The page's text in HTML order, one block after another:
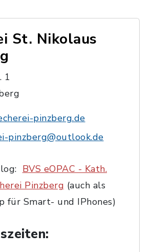
St. Nikolaus
1
pinzberg.de
pinzberg@outlook.de
BVS eOPAC - Kath.
Pinzberg (auch als
für Smart- und IPhones)